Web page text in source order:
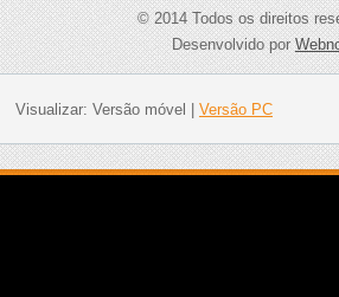
© 2014 Todos os direitos
Desenvolvido por
Visualizar: Versão móvel Versão PC